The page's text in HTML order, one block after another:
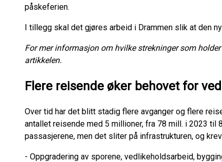
påskeferien.
I tillegg skal det gjøres arbeid i Drammen slik at den
For mer informasjon om hvilke strekninger som
artikkelen.
Flere reisende øker behovet for
Over tid har det blitt stadig flere avganger og flere
antallet reisende med 5 millioner, fra 78 mill. i 2023
passasjerene, men det sliter på infrastrukturen, og
- Oppgradering av sporene, vedlikeholdsarbeid,